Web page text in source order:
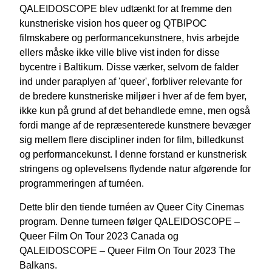
QALEIDOSCOPE blev udtænkt for at fremme den
kunstneriske vision hos queer og QTBIPOC
filmskabere og performancekunstnere, hvis arbejde
ellers måske ikke ville blive vist inden for disse
bycentre i Baltikum. Disse værker, selvom de falder
ind under paraplyen af 'queer', forbliver relevante for
de bredere kunstneriske miljøer i hver af de fem byer,
ikke kun på grund af det behandlede emne, men også
fordi mange af de repræsenterede kunstnere bevæger
sig mellem flere discipliner inden for film, billedkunst
og performancekunst. I denne forstand er kunstnerisk
stringens og oplevelsens flydende natur afgørende for
programmeringen af turnéen.
Dette blir den tiende turnéen av Queer City Cinemas
program. Denne turneen følger QALEIDOSCOPE –
Queer Film On Tour 2023 Canada og
QALEIDOSCOPE – Queer Film On Tour 2023 The
Balkans.